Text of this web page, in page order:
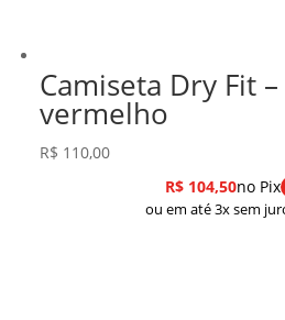
Camiseta Dry Fit
vermelho
R$ 110,00
R$104,50no Pix
ou em até 3x sem